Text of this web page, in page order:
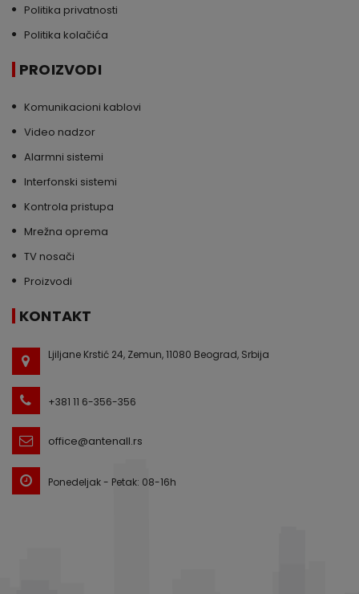
Politika privatnosti
Politika kolačića
PROIZVODI
Komunikacioni kablovi
Video nadzor
Alarmni sistemi
Interfonski sistemi
Kontrola pristupa
Mrežna oprema
TV nosači
Proizvodi
KONTAKT
Ljiljane Krstić 24, Zemun, 11080 Beograd, Srbija
+381 11 6-356-356
office@antenall.rs
Ponedeljak - Petak: 08-16h